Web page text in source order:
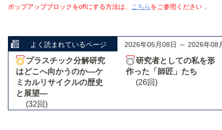
ポップアップブロックをoffにする方法は、 こちら をご参照ください．
よく読まれているページ 2026年05月08日 ～ 2026年08
プラスチック分解研究
はどこへ向かうのか―ケ
ミカルリサイクルの歴史
と展望―
(32回)
研究者としての私を形
作った「師匠」たち
(26回)